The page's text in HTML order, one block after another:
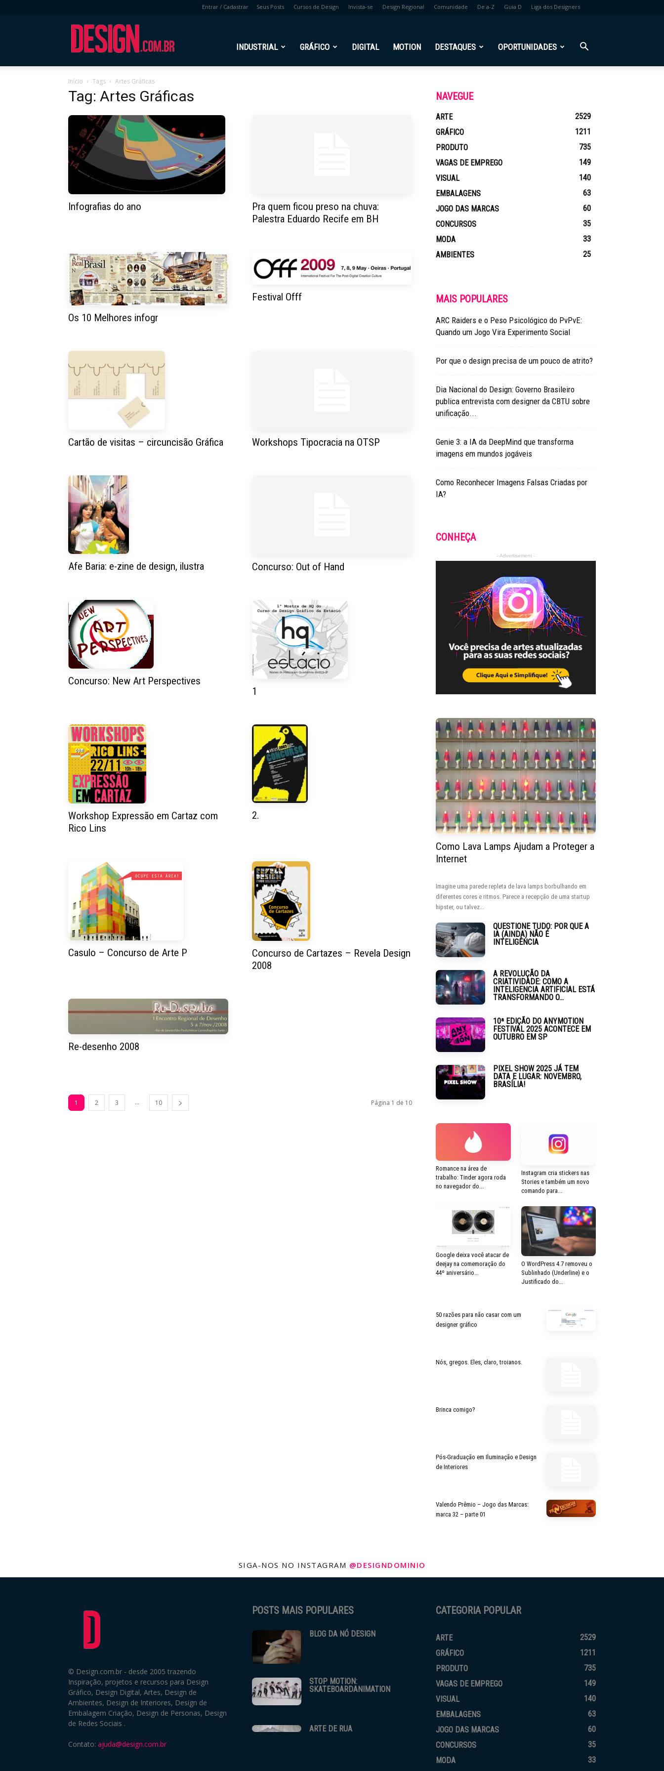
Entrar / Cadastrar Seus Posts Cursos de Design Invista-se Design Regional Comunidade De a-Z Guia D Liga dos Designers
INDUSTRIAL GRÁFICO DIGITAL MOTION DESTAQUES OPORTUNIDADES
Início Tags Artes Gráficas
Tag: Artes Gráficas
Infografias do ano
Pra quem ficou preso na chuva:
Palestra Eduardo Recife em BH
Os 10 Melhores infogr
Festival Offf
Cartão de visitas – circuncisão Gráfica Workshops Tipocracia na OTSP
Afe Baria: e-zine de design, ilustra Concurso: Out of Hand
Concurso: New Art Perspectives
1
Workshop Expressão em Cartaz com
Rico Lins
2.
Casulo – Concurso de Arte P
Concurso de Cartazes – Revela Design
2008
Re-desenho 2008
1 2 3 ... 10 Página 1 de 10
NAVEGUE
ARTE
2529
GRÁFICO
1211
PRODUTO
735
VAGAS DE EMPREGO
149
VISUAL
140
EMBALAGENS
63
JOGO DAS MARCAS
60
CONCURSOS
35
MODA
33
AMBIENTES
25
MAIS POPULARES
ARC Raiders e o Peso Psicológico do PvPvE:
Quando um Jogo Vira Experimento Social
Por que o design precisa de um pouco de atrito?
Dia Nacional do Design: Governo Brasileiro
publica entrevista com designer da CBTU sobre
unificação...
Genie 3: a IA da DeepMind que transforma
imagens em mundos jogáveis
Como Reconhecer Imagens Falsas Criadas por
IA?
CONHEÇA
- Advertisement -
Como Lava Lamps Ajudam a Proteger a
Internet
Imagine uma parede repleta de lava lamps borbulhando em
diferentes cores e ritmos. Parece a recepção de uma startup
hipster, ou talvez...
QUESTIONE TUDO: POR QUE A
IA (AINDA) NÃO É
INTELIGÊNCIA
A REVOLUÇÃO DA
CRIATIVIDADE: COMO A
INTELIGENCIA ARTIFICIAL ESTÁ
TRANSFORMANDO O...
10ª EDIÇÃO DO ANYMOTION
FESTIVAL 2025 ACONTECE EM
OUTUBRO EM SP
PIXEL SHOW 2025 JÁ TEM
DATA E LUGAR: NOVEMBRO,
BRASÍLIA!
Romance na área de
trabalho: Tinder agora roda
no navegador do...
Instagram cria stickers nas
Stories e também um novo
comando para...
Google deixa você atacar de
deejay na comemoração do
44º aniversário...
O WordPress 4.7 removeu o
Sublinhado (Underline) e o
Justificado do...
50 razões para não casar com um
designer gráfico
Nós, gregos. Eles, claro, troianos.
Brinca comigo?
Pós-Graduação em Iluminação e Design
de Interiores
Valendo Prêmio – Jogo das Marcas:
marca 32 – parte 01
SIGA-NOS NO INSTAGRAM @DESIGNDOMINIO
© Design.com.br - desde 2005 trazendo
Inspiração, projetos e recursos para Design
Gráfico, Design Digital, Artes, Design de
Ambientes, Design de Interiores, Design de
Embalagem Criação, Design de Personas, Design
de Redes Sociais .
Contato: ajuda@design.com.br
POSTS MAIS POPULARES
BLOG DA NÓ DESIGN
STOP MOTION:
SKATEBOARDANIMATION
ARTE DE RUA
CATEGORIA POPULAR
ARTE
2529
GRÁFICO
1211
PRODUTO
735
VAGAS DE EMPREGO
149
VISUAL
140
EMBALAGENS
63
JOGO DAS MARCAS
60
CONCURSOS
35
MODA
33